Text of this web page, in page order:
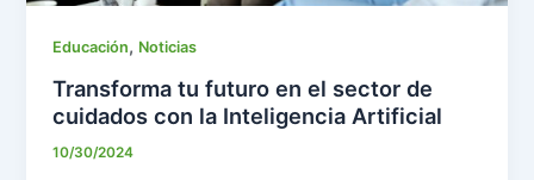
Educación, Noticias
Transforma tu futuro en el sector de
cuidados con la Inteligencia Artificial
10/30/2024